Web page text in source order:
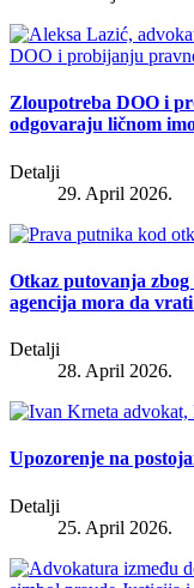
Zloupotreba DOO i
odgovaraju ličnom
Detalji
29. April 2026.
Otkaz putovanja
agencija mora da
Detalji
28. April 2026.
Upozorenje na
Detalji
25. April 2026.